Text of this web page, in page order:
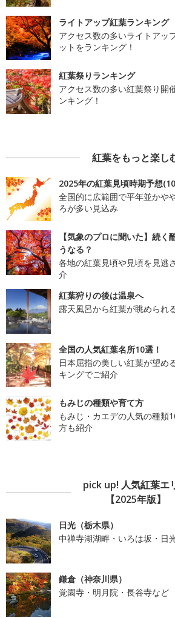
ライトアップ紅葉ランキング
アクセス数の多いライトアッ
ットをランキング！
紅葉祭りランキング
アクセス数の多い紅葉祭り開
ンキング！
紅葉をもっと楽し
2025年の紅葉見頃時期予想
全国的に広範囲で平年並かや
ろが多い見込み
【気象のプロに聞いた】続
うなる？
各地の紅葉見頃や見頃を見逃
介
紅葉狩りの後は温泉へ
露天風呂から紅葉が眺められ
全国の人気紅葉名所10選！
日本屈指の美しい紅葉が望め
キングでご紹介
もみじの種類や育て方
もみじ・カエデの人気の種類
方も紹介
pick up! 人気紅葉エ
【2025年版】
日光（栃木県）
中禅寺湖湖畔・いろは坂・日
鎌倉（神奈川県）
覚園寺・明月院・長谷寺など